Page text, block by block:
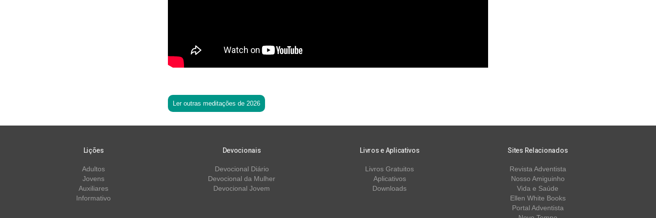
Ler outras meditações de 2026
Lições
Adultos
Jovens
Auxiliares
Informativo
Devocionais
Devocional Diário
Devocional da Mulher
Devocional Jovem
Livros e Aplicativos
Livros Gratuitos
Aplicativos
Downloads
Sites Relacionados
Revista Adventista
Nosso Amiguinho
Vida e Saúde
Ellen White Books
Portal Adventista